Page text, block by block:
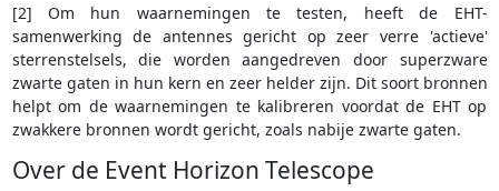
[2] Om hun waarnemingen te testen, heeft de EHT-
samenwerking de antennes gericht op zeer verre 'actieve'
sterrenstelsels, die worden aangedreven door superzware
zwarte gaten in hun kern en zeer helder zijn. Dit soort bronnen
helpt om de waarnemingen te kalibreren voordat de EHT op
zwakkere bronnen wordt gericht, zoals nabije zwarte gaten.
Over de Event Horizon Telescope